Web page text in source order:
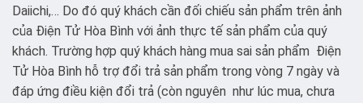
Daiichi,… Do đó quý khách cần đối chiếu sản phẩm trên ảnh
của Điện Tử Hòa Bình với ảnh thực tế sản phẩm của quý
khách. Trường hợp quý khách hàng mua sai sản phẩm Điện
Tử Hòa Bình hỗ trợ đổi trả sản phẩm trong vòng 7 ngày và
đáp ứng điều kiện đổi trả (còn nguyên như lúc mua, chưa